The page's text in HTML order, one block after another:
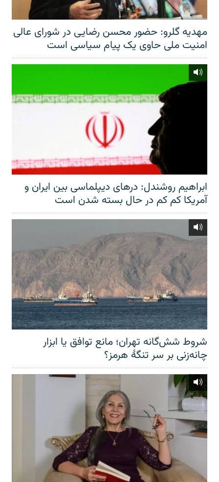
مهدیه گلرو: حضور محسن رضایی در شورای عالی
امنیت ملی حاوی یک پیام سیاسی است
ابراهیم روشندل: درهای دیپلماسی بین ایران و
آمریکا کم کم در حال بسته شدن است
شروط شش‌گانه تهران؛ مانع توافق یا ابزار
چانه‌زنی بر سر تنگهٔ هرمز؟